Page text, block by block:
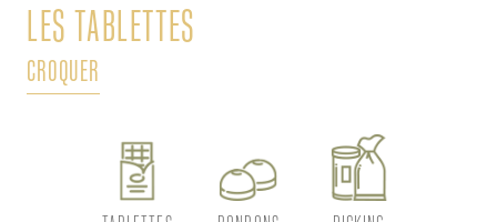
LES TABLETTES
CROQUER